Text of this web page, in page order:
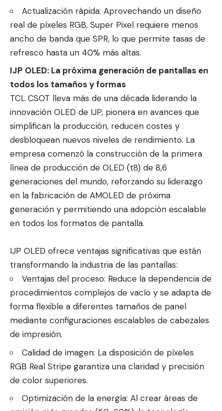
Actualización rápida: Aprovechando un diseño
real de píxeles RGB, Super Pixel requiere menos
ancho de banda que SPR, lo que permite tasas de
refresco hasta un 40% más altas.
IJP OLED: La próxima generación de pantallas en
todos los tamaños y formas
TCL CSOT lleva más de una década liderando la
innovación OLED de IJP, pionera en avances que
simplifican la producción, reducen costes y
desbloquean nuevos niveles de rendimiento. La
empresa comenzó la construcción de la primera
línea de producción de OLED (t8) de 8,6
generaciones del mundo, reforzando su liderazgo
en la fabricación de AMOLED de próxima
generación y permitiendo una adopción escalable
en todos los formatos de pantalla.
IJP OLED ofrece ventajas significativas que están
transformando la industria de las pantallas:
Ventajas del proceso: Reduce la dependencia de
procedimientos complejos de vacío y se adapta de
forma flexible a diferentes tamaños de panel
mediante configuraciones escalables de cabezales
de impresión.
Calidad de imagen: La disposición de píxeles
RGB Real Stripe garantiza una claridad y precisión
de color superiores.
Optimización de la energía: Al crear áreas de